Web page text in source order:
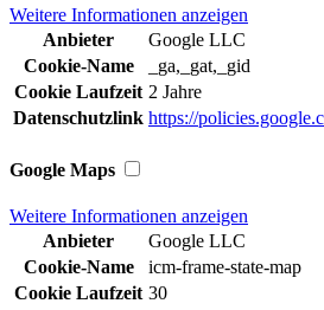
Weitere Informationen anzeigen
Anbieter
Google LLC
Cookie-Name
_ga,_gat,_gid
Cookie Laufzeit 2 Jahre
Datenschutzlink https://
Google Maps
Weitere Informationen anzeigen
Anbieter
Google LLC
Cookie-Name
icm-frame-state-map
Cookie Laufzeit 30